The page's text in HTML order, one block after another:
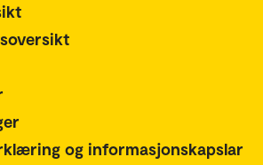
og informasjonskapslar